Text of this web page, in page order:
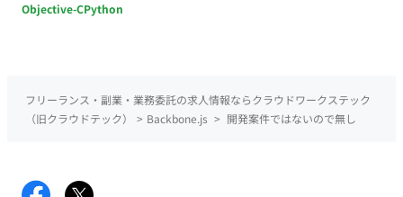
Objective-CPython
フリーランス・副業・業務委託の求人情報ならクラウドワークステック
（旧クラウドテック）
> Backbone.js > 開発案件ではないので無し